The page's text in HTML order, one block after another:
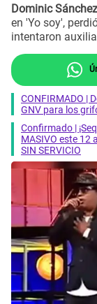
Dominic
en 'Yo soy',
intentaron
CONFIRMADO |
GNV para los
Confirmado |
MASIVO este 12
SIN SERVICIO